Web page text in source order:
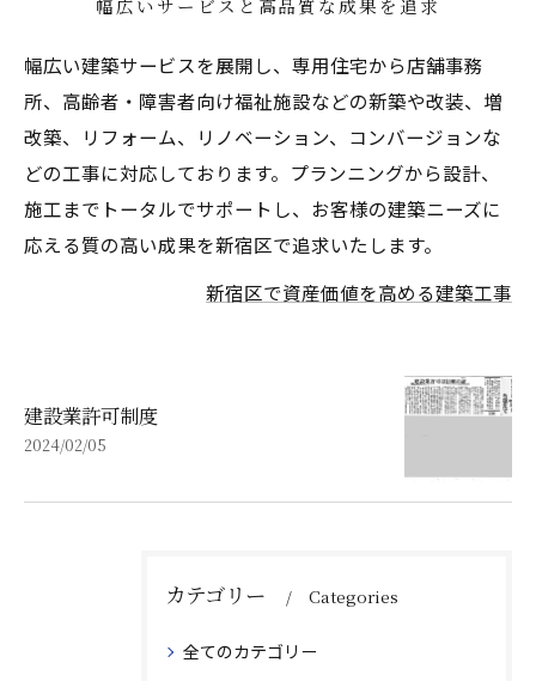
幅広いサービスと高品質な成果を追求
幅広い建築サービスを展開し、専用住宅から店舗事務
所、高齢者・障害者向け福祉施設などの新築や改装、増
改築、リフォーム、リノベーション、コンバージョンな
どの工事に対応しております。プランニングから設計、
施工までトータルでサポートし、お客様の建築ニーズに
応える質の高い成果を新宿区で追求いたします。
新宿区で資産価値を高める建築工事
建設業許可制度
2024/02/05
カテゴリー Categories
全てのカテゴリー